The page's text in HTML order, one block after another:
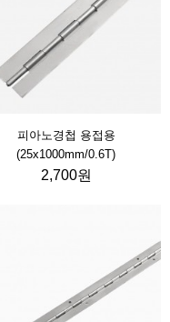
피아노경첩 용접용
(25x1000mm/0.6T)
2,700원